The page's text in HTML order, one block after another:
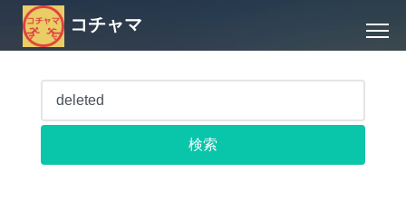
コチャマ